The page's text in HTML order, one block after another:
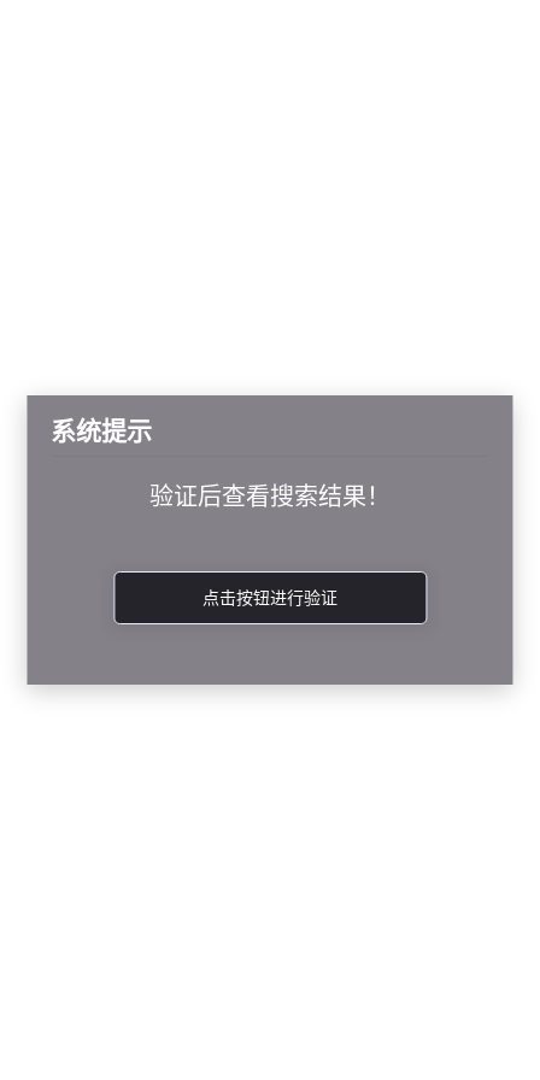
系统提示
验证后查看搜索结果！
点击按钮进行验证